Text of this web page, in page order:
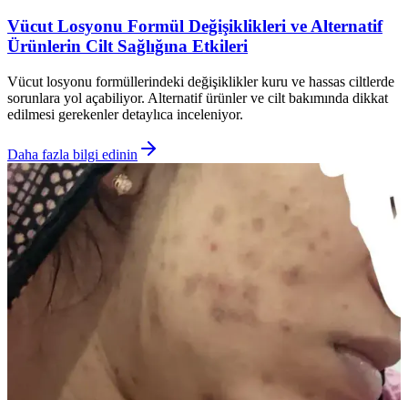
Vücut Losyonu Formül Değişiklikleri ve Alternatif
Ürünlerin Cilt Sağlığına Etkileri
Vücut losyonu formüllerindeki değişiklikler kuru ve hassas ciltlerde
sorunlara yol açabiliyor. Alternatif ürünler ve cilt bakımında dikkat
edilmesi gerekenler detaylıca inceleniyor.
Daha fazla bilgi edinin